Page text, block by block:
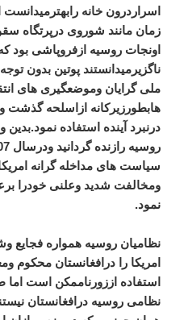
اسراردرون خانه
زمان مانند شوروی درپرتگاه
اونجات روسیه ازفروپاشی بود که
ناگزیرمیدانستند پوتین بدون
ملی گرایان وموضعگیری های
هابطورزیرکانه ازاسلحه
درنبرد آینده استفاده نمود.بدین
سیاست های مداخله گرانه
ومخالفت شدید وعلنی خودرا
نمود.
نظامیان روسیه همواره
امریکا را درافغانستان محکوم
استفاده اززورناممکن است
نظامی روسیه درافغانستان